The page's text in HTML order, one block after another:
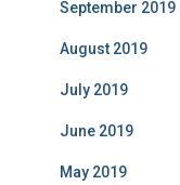
September 2019
August 2019
July 2019
June 2019
May 2019